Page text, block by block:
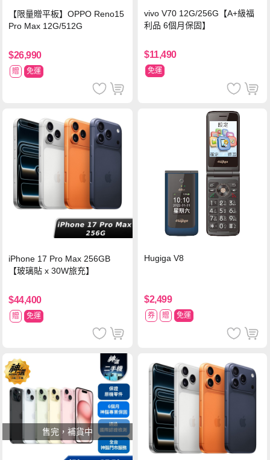
【限量贈平板】OPPO Reno15
Pro Max 12G/512G
$26,990
贈 免運
vivo V70 12G/256G【A+級福
利品 6個月保固】
$11,490
免運
iPhone 17 Pro Max 256GB
【玻璃貼 x 30W旅充】
$44,400
贈 免運
Hugiga V8
$2,499
券 贈 免運
售完，補貨中